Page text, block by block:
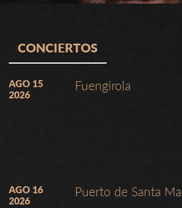
CONCIERTOS
AGO 15
2026
Fuengirola
AGO 16
2026
Puerto de Santa